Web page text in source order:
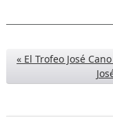
« El Trofeo José